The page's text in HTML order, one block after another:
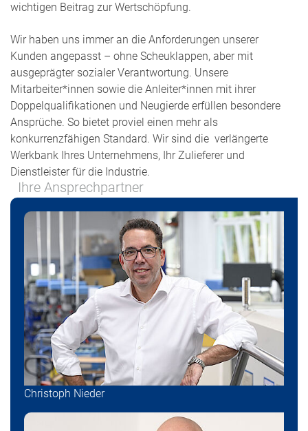
wichtigen Beitrag zur Wertschöpfung.
Wir haben uns immer an die Anforderungen unserer
Kunden angepasst – ohne Scheuklappen, aber mit
ausgeprägter sozialer Verantwortung. Unsere
Mitarbeiter*innen sowie die Anleiter*innen mit ihrer
Doppelqualifikationen und Neugierde erfüllen besondere
Ansprüche. So bietet proviel einen mehr als
konkurrenzfähigen Standard. Wir sind die verlängerte
Werkbank Ihres Unternehmens, Ihr Zulieferer und
Dienstleister für die Industrie.
Ihre Ansprechpartner
Christoph Nieder